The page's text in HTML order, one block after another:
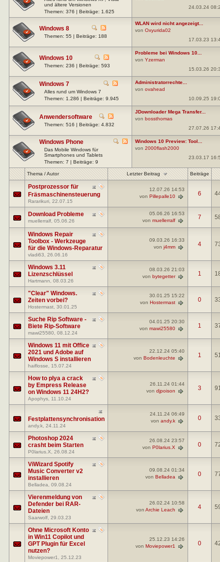
und ältere Versionen
Themen: 376 | Beiträge: 1.625
24.03.24
Windows 8
Themen: 55 | Beiträge: 188
WLAN wird nicht angezeigt...
von Oxyurida02
17.03.23
Windows 10
Themen: 236 | Beiträge: 593
Probleme bei Windows 10...
von Yzerman
15.03.26
Windows 7
Alles rund um Windows 7
Themen: 1.286 | Beiträge: 9.945
Administratorrechte...
von ovahead
10.09.25
Anwendersoftware
Themen: 516 | Beiträge: 4.832
JDownloader Mega Transfer...
von bossthomas
27.07.26
Windows Phone
Das Mobile Windows für
Smartphones und Tablets
Themen: 7 | Beiträge: 9
Windows 10 Preview: Tool...
von 2000flash2000
23.03.17
Thema/Autor Letzter Beitrag Beiträge
Postprozessor für
Fräsmaschinensteuerung
Rararikuri , 22.07.15
12.07.26 14:53
von Pillepalle10 6
Download Probleme
muellerralf , 05.06.26
05.06.26 16:53
von muellerralf 7
Windows Repair
Toolbox - Werkzeuge
für die Windows-Reparatur
vladi63 , 26.06.16
09.03.26 16:33
von j4mm 4
Windows 3.11
Lizenzschlüssel
Hartmann , 08.03.26
08.03.26 21:03
von bytegetter 1
"Clear" Windows.
Zeiten vorbei?
Hostermast , 30.01.25
30.01.25 15:22
von Hostermast 0
Suche Rip Software -
Biete Rip-Software
mawi25580 , 08.12.24
04.01.25 20:30
von mawi25580 1
Windows 11 mit Office
2021 und Adobe auf
Windows S installieren
haiflosse , 15.07.24
22.12.24 05:40
von Bodenleuchte 1
How to plya a crack
by Empress Release
on Windows 11 24H2?
Apophys , 11.10.24
26.11.24 01:44
von djpoison 3
Festplattensynchronisation
andy.k , 24.11.24
24.11.24 06:49
von andy.k 0
Photoshop 2024
crasht beim Starten
P0larius.X , 26.08.24
26.08.24 23:57
von P0larius.X 0
ViWizard Spotify
Music Converter v2
installieren
Belladea , 09.08.24
09.08.24 01:34
von Belladea 0
Vierenmeldung von
Defender bei RAR-
Dateien
Saarwolf , 29.03.23
26.02.24 10:58
von Archie Leach 4
Ohne Microsoft Konto
in Win11 Copilot und
GPT Plugin für Excel
nutzen?
Moviepower1 , 25.12.23
25.12.23 14:26
von Moviepower1 0